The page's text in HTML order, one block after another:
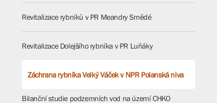
Revitalizace rybníků v PR Meandry Smědé
Revitalizace Dolejšího rybníka v PR Luňáky
Záchrana rybníka Velký Váček v NPR Polanská niva
Bilanční studie podzemních vod na území CHKO